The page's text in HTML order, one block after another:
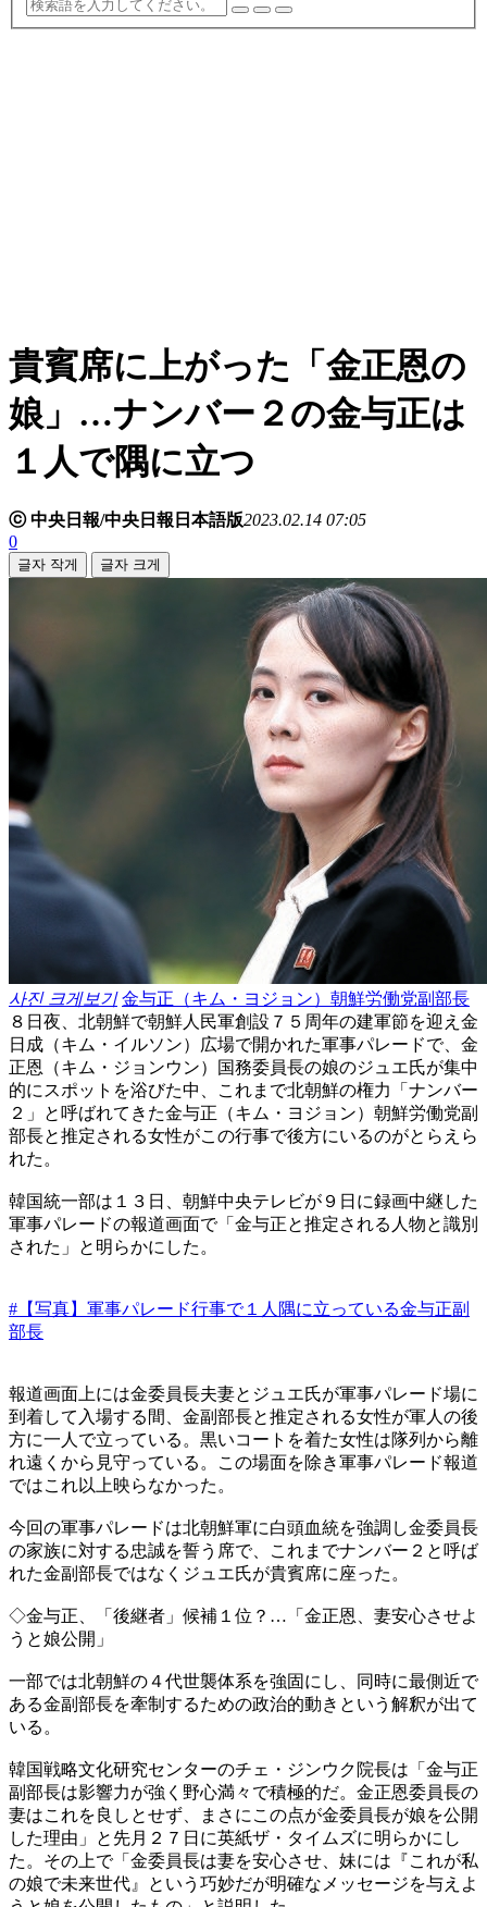
貴賓席に上がった「金正恩の
娘」…ナンバー２の金与正は
１人で隅に立つ
ⓒ 中央日報/中央日報日本語版2023.02.14 07:05
0
글자 작게 글자 크게
사진 크게보기 金与正（キム・ヨジョン）朝鮮労働党副部長
８日夜、北朝鮮で朝鮮人民軍創設７５周年の建軍節を迎え金
日成（キム・イルソン）広場で開かれた軍事パレードで、金
正恩（キム・ジョンウン）国務委員長の娘のジュエ氏が集中
的にスポットを浴びた中、これまで北朝鮮の権力「ナンバー
２」と呼ばれてきた金与正（キム・ヨジョン）朝鮮労働党副
部長と推定される女性がこの行事で後方にいるのがとらえら
れた。
韓国統一部は１３日、朝鮮中央テレビが９日に録画中継した
軍事パレードの報道画面で「金与正と推定される人物と識別
された」と明らかにした。
#【写真】軍事パレード行事で１人隅に立っている金与正副
部長
報道画面上には金委員長夫妻とジュエ氏が軍事パレード場に
到着して入場する間、金副部長と推定される女性が軍人の後
方に一人で立っている。黒いコートを着た女性は隊列から離
れ遠くから見守っている。この場面を除き軍事パレード報道
ではこれ以上映らなかった。
今回の軍事パレードは北朝鮮軍に白頭血統を強調し金委員長
の家族に対する忠誠を誓う席で、これまでナンバー２と呼ば
れた金副部長ではなくジュエ氏が貴賓席に座った。
◇金与正、「後継者」候補１位？…「金正恩、妻安心させよ
うと娘公開」
一部では北朝鮮の４代世襲体系を強固にし、同時に最側近で
ある金副部長を牽制するための政治的動きという解釈が出て
いる。
韓国戦略文化研究センターのチェ・ジンウク院長は「金与正
副部長は影響力が強く野心満々で積極的だ。金正恩委員長の
妻はこれを良しとせず、まさにこの点が金委員長が娘を公開
した理由」と先月２７日に英紙ザ・タイムズに明らかにし
た。その上で「金委員長は妻を安心させ、妹には『これが私
の娘で未来世代』という巧妙だが明確なメッセージを与えよ